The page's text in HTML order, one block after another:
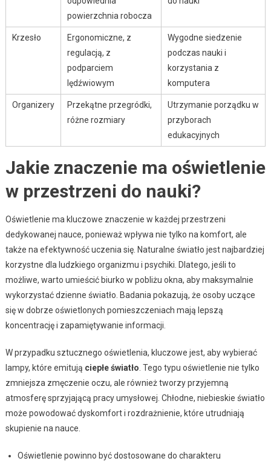
powierzchnia robocza
Krzesło
Ergonomiczne, z
regulacją, z
podparciem
lędźwiowym
Wygodne siedzenie
podczas nauki i
korzystania z
komputera
Organizery
Przekątne przegródki,
różne rozmiary
Utrzymanie porządku w
przyborach
edukacyjnych
Jakie znaczenie ma oświetlenie
w przestrzeni do nauki?
Oświetlenie ma kluczowe znaczenie w każdej przestrzeni
dedykowanej nauce, ponieważ wpływa nie tylko na komfort, ale
także na efektywność uczenia się. Naturalne światło jest najbardziej
korzystne dla ludzkiego organizmu i psychiki. Dlatego, jeśli to
możliwe, warto umieścić biurko w pobliżu okna, aby maksymalnie
wykorzystać dzienne światło. Badania pokazują, że osoby uczące
się w dobrze oświetlonych pomieszczeniach mają lepszą
koncentrację i zapamiętywanie informacji.
W przypadku sztucznego oświetlenia, kluczowe jest, aby wybierać
lampy, które emitują ciepłe światło . Tego typu oświetlenie nie tylko
zmniejsza zmęczenie oczu, ale również tworzy przyjemną
atmosferę sprzyjającą pracy umysłowej. Chłodne, niebieskie światło
może powodować dyskomfort i rozdrażnienie, które utrudniają
skupienie na nauce.
Oświetlenie powinno być dostosowane do charakteru